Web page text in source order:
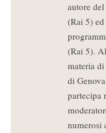
autore
(Rai 5)
(Rai 5).
materia
di
partecipa
numerosi